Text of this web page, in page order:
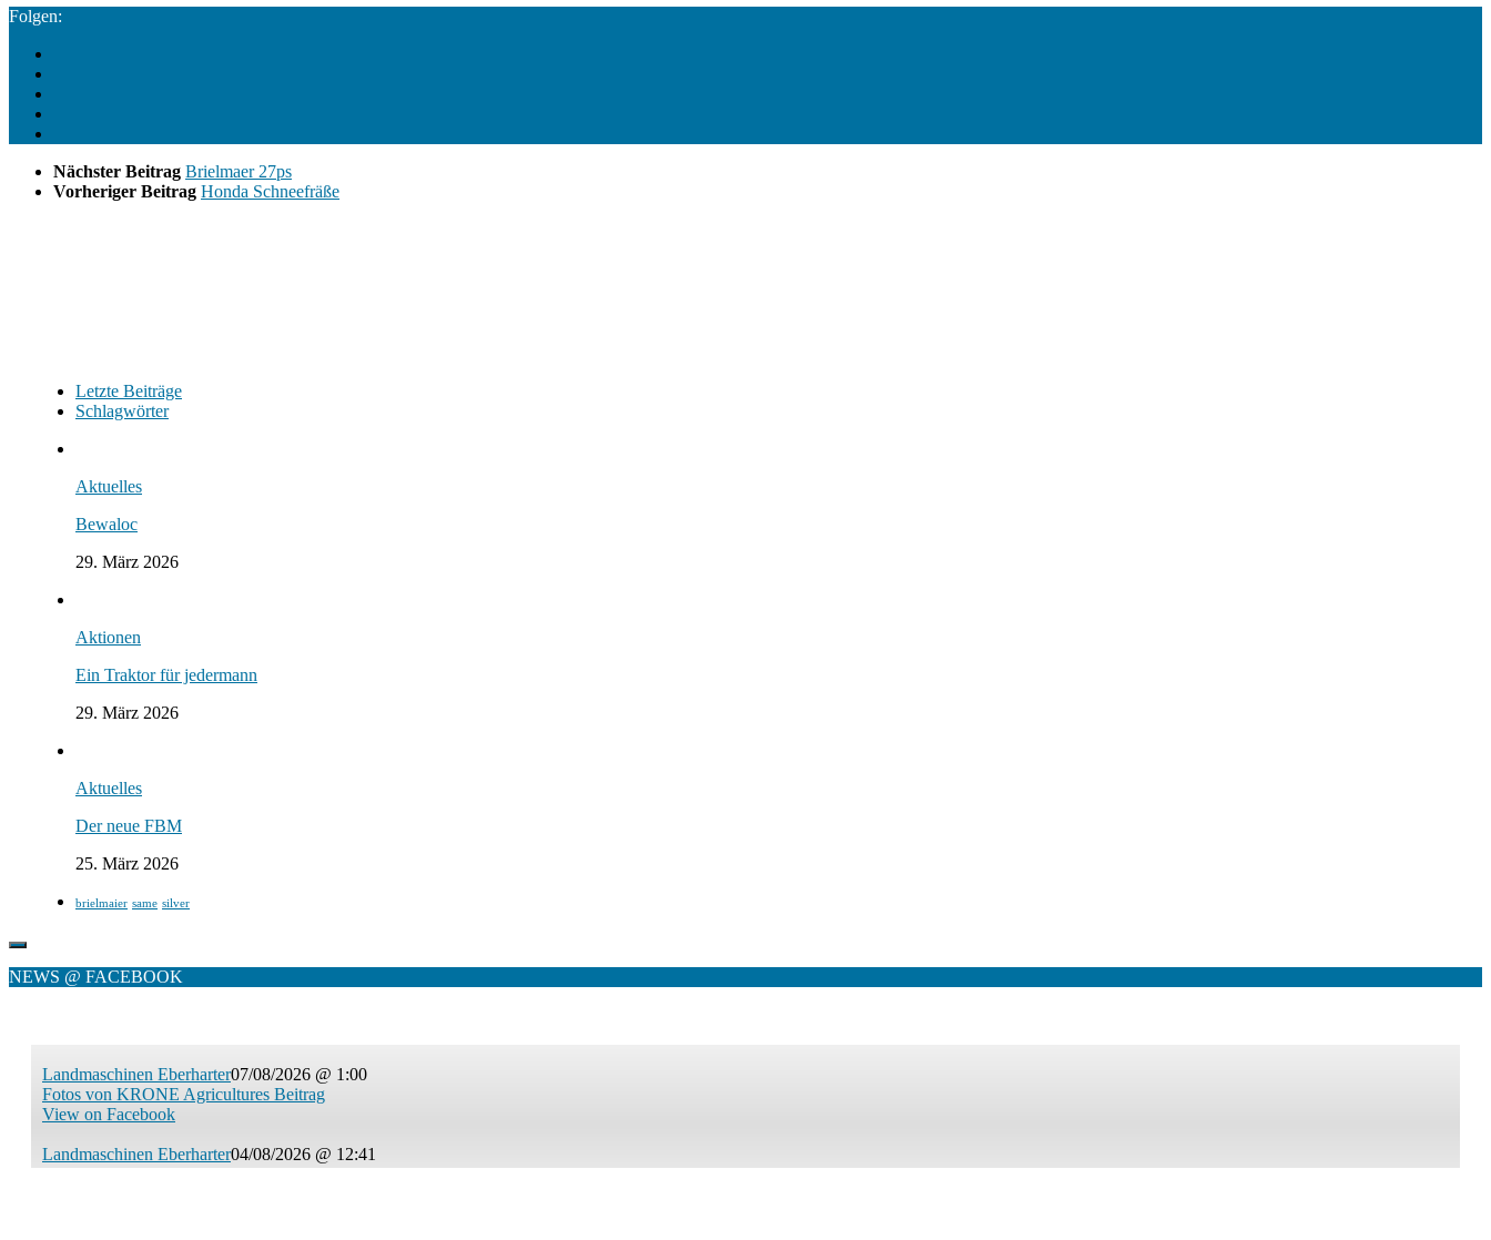
Folgen:
Nächster Beitrag Brielmaer 27ps
Vorheriger Beitrag Honda Schneefräße
Letzte Beiträge
Schlagwörter
Aktuelles
Bewaloc
29. März 2026
Aktionen
Ein Traktor für jedermann
29. März 2026
Aktuelles
Der neue FBM
25. März 2026
brielmaier same silver
NEWS @ FACEBOOK
Landmaschinen Eberharter07/08/2026 @ 1:00
Fotos von KRONE Agricultures Beitrag
View on Facebook
Landmaschinen Eberharter04/08/2026 @ 12:41
Fotos von KRONE Agricultures Beitrag